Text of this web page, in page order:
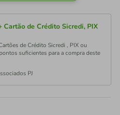
Cartão de Crédito Sicredi, PIX
de Crédito Sicredi , PIX ou
suficientes para a compra deste
PJ